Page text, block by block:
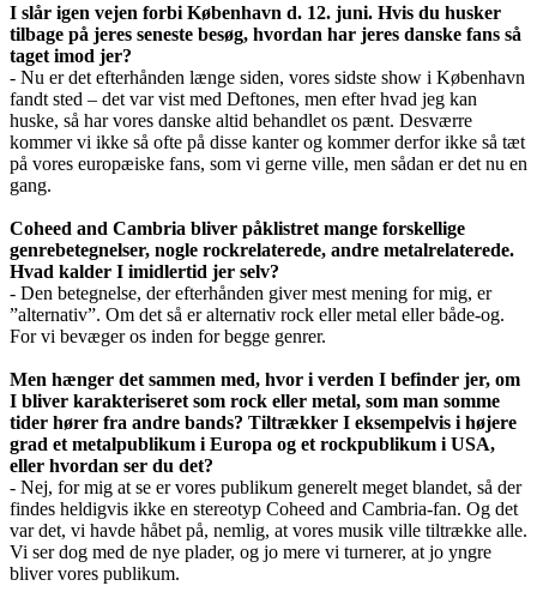
I slår igen vejen forbi København d. 12. juni. Hvis du husker
tilbage på jeres seneste besøg, hvordan har jeres danske fans så
taget imod jer?
- Nu er det efterhånden længe siden, vores sidste show i København
fandt sted – det var vist med Deftones, men efter hvad jeg kan
huske, så har vores danske altid behandlet os pænt. Desværre
kommer vi ikke så ofte på disse kanter og kommer derfor ikke så tæt
på vores europæiske fans, som vi gerne ville, men sådan er det nu en
gang.
Coheed and Cambria bliver påklistret mange forskellige
genrebetegnelser, nogle rockrelaterede, andre metalrelaterede.
Hvad kalder I imidlertid jer selv?
- Den betegnelse, der efterhånden giver mest mening for mig, er
”alternativ”. Om det så er alternativ rock eller metal eller både-og.
For vi bevæger os inden for begge genrer.
Men hænger det sammen med, hvor i verden I befinder jer, om
I bliver karakteriseret som rock eller metal, som man somme
tider hører fra andre bands? Tiltrækker I eksempelvis i højere
grad et metalpublikum i Europa og et rockpublikum i USA,
eller hvordan ser du det?
- Nej, for mig at se er vores publikum generelt meget blandet, så der
findes heldigvis ikke en stereotyp Coheed and Cambria-fan. Og det
var det, vi havde håbet på, nemlig, at vores musik ville tiltrække alle.
Vi ser dog med de nye plader, og jo mere vi turnerer, at jo yngre
bliver vores publikum.